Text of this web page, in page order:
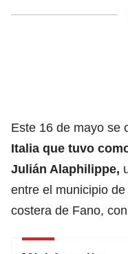
Este 16 de mayo se
Italia que tuvo
Julián Alaphilippe,
entre el municipio
costera de Fano,